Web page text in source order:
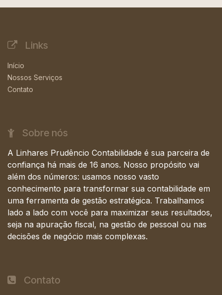
Links
Início
Nossos Serviços
Contato
Sobre nós
A Linhares Prudêncio Contabilidade é sua parceira de
confiança há mais de 16 anos. Nosso propósito vai
além dos números: usamos nosso vasto
conhecimento para transformar sua contabilidade em
uma ferramenta de gestão estratégica. Trabalhamos
lado a lado com você para maximizar seus resultados,
seja na apuração fiscal, na gestão de pessoal ou nas
decisões de negócio mais complexas.
Contato